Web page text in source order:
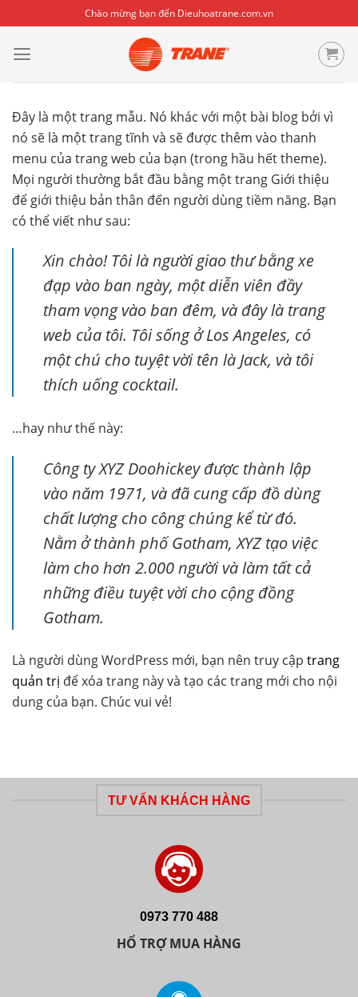
to
content
Chào mừng bạn đến Dieuhoatrane.com.vn
Đây là một trang mẫu. Nó khác với một bài blog bởi vì
nó sẽ là một trang tĩnh và sẽ được thêm vào thanh
menu của trang web của bạn (trong hầu hết theme).
Mọi người thường bắt đầu bằng một trang Giới thiệu
để giới thiệu bản thân đến người dùng tiềm năng. Bạn
có thể viết như sau:
Xin chào! Tôi là người giao thư bằng xe
đạp vào ban ngày, một diễn viên đầy
tham vọng vào ban đêm, và đây là trang
web của tôi. Tôi sống ở Los Angeles, có
một chú cho tuyệt vời tên là Jack, và tôi
thích uống cocktail.
…hay như thế này:
Công ty XYZ Doohickey được thành lập
vào năm 1971, và đã cung cấp đồ dùng
chất lượng cho công chúng kể từ đó.
Nằm ở thành phố Gotham, XYZ tạo việc
làm cho hơn 2.000 người và làm tất cả
những điều tuyệt vời cho cộng đồng
Gotham.
Là người dùng WordPress mới, bạn nên truy cập trang
quản trị để xóa trang này và tạo các trang mới cho nội
dung của bạn. Chúc vui vẻ!
TƯ VẤN KHÁCH HÀNG
0973 770 488
HỔ TRỢ MUA HÀNG